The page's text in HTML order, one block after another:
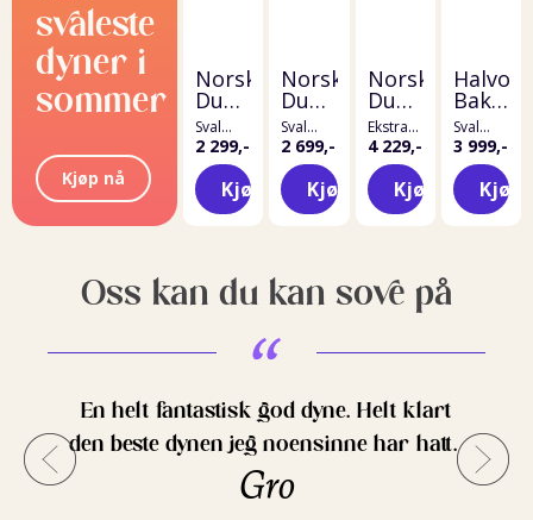
svaleste
dyner i
sommer
Kjøp nå
Norsk
Dun
70 %
andedundyne
Sval
140x200
320g
2 299,-
Kjøp
Norsk
Dun
90 %
andedundyne
Sval
140x200
280g
2 699,-
Kjøp
Norsk
Dun
100
%
andedundyne
Ekstra
sval
140x200
100g
4 229,-
Kjøp
Halvor
Bakke
100
%
Sval
140x200
280g
3 999,-
Kjøp
Oss kan du kan sove på
En helt fantastisk god dyne. Helt klart
den beste dynen jeg noensinne har hatt.
Gro